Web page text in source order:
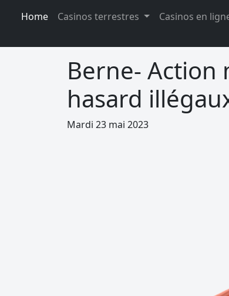
Home Casinos terrestres
Casinos en
Berne- Action
hasard
Mardi 23 mai 2023